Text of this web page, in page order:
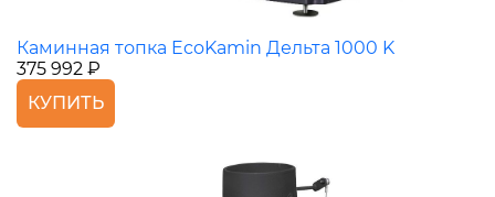
Каминная топка EcoKamin Дельта 1000 K
375 992 ₽
КУПИТЬ